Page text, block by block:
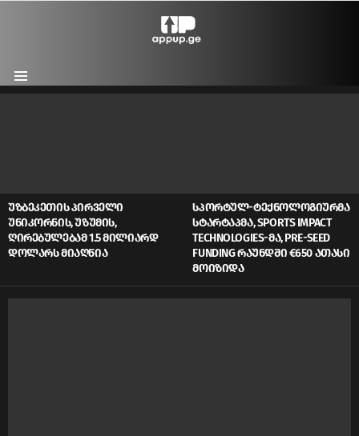
Menu
ᲣᲖᲑᲔᲙᲔᲗᲘᲡ ᲞᲘᲠᲕᲔᲚᲘ
ᲣᲜᲘᲙᲝᲠᲜᲘᲡ, ᲣᲖᲣᲛᲘᲡ,
ᲦᲘᲠᲔᲑᲣᲚᲔᲑᲐᲛ 1.5 ᲛᲘᲚᲘᲐᲠᲓ
ᲓᲝᲚᲐᲠᲡ ᲛᲘᲐᲦᲬᲘᲐ
ᲡᲞᲝᲠᲢᲣᲚ-ᲢᲔᲥᲜᲝᲚᲝᲒᲘᲣᲠᲛᲐ
ᲡᲢᲐᲠᲢᲐᲞᲛᲐ, SPORTS IMPACT
TECHNOLOGIES-ᲛᲐ, PRE-SEED
FUNDING ᲠᲐᲣᲜᲓᲨᲘ €650 ᲐᲗᲐᲡᲘ
ᲛᲝᲘᲖᲘᲓᲐ